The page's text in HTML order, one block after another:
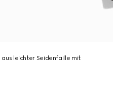
leichter Seidenfaille mit